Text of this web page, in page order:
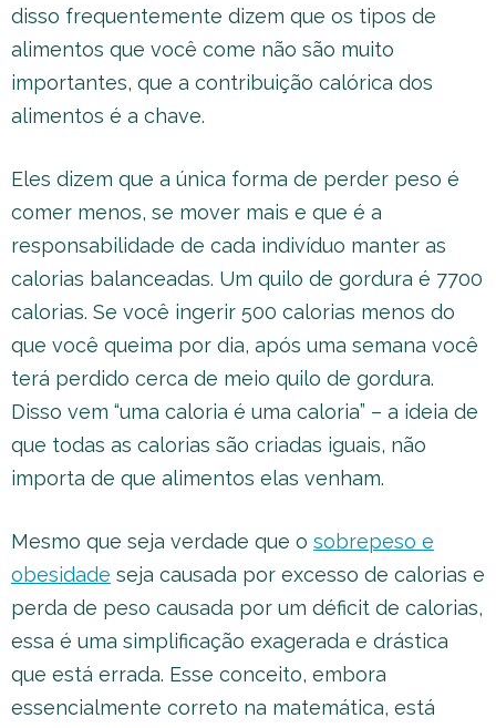
disso frequentemente dizem que os tipos de
alimentos que você come não são muito
importantes, que a contribuição calórica dos
alimentos é a chave.
Eles dizem que a única forma de perder peso é
comer menos, se mover mais e que é a
responsabilidade de cada indivíduo manter as
calorias balanceadas. Um quilo de gordura é 7700
calorias. Se você ingerir 500 calorias menos do
que você queima por dia, após uma semana você
terá perdido cerca de meio quilo de gordura.
Disso vem “uma caloria é uma caloria” – a ideia de
que todas as calorias são criadas iguais, não
importa de que alimentos elas venham.
Mesmo que seja verdade que o sobrepeso e
obesidade seja causada por excesso de calorias e
perda de peso causada por um déficit de calorias,
essa é uma simplificação exagerada e drástica
que está errada. Esse conceito, embora
essencialmente correto na matemática, está